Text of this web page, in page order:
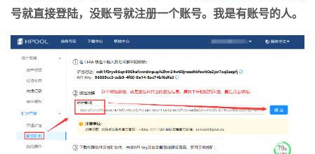
号就直接登陆，没账号就注册一个账号。我是有账号的人。